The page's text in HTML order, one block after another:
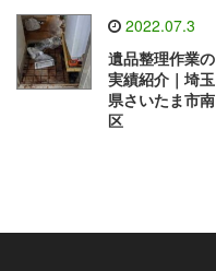
2022.07.3
遺品整理作業の
実績紹介｜埼玉
県さいたま市南
区